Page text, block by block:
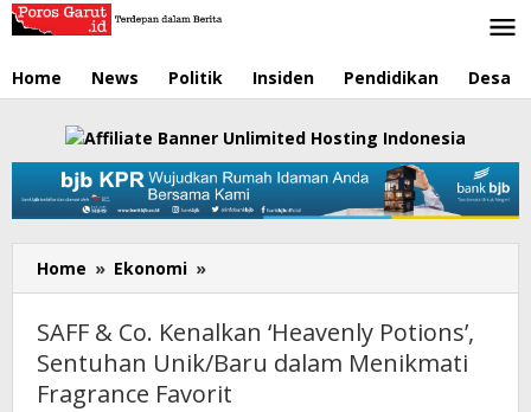
Lewati
ke
Home News Politik Insiden Pendidikan Desa
Home » Ekonomi »
&
Co.
Kenalkan
'Heavenly
Potions',
SAFF & Co. Kenalkan ‘Heavenly Potions’,
Sentuhan Unik/Baru dalam Menikmati
Fragrance Favorit